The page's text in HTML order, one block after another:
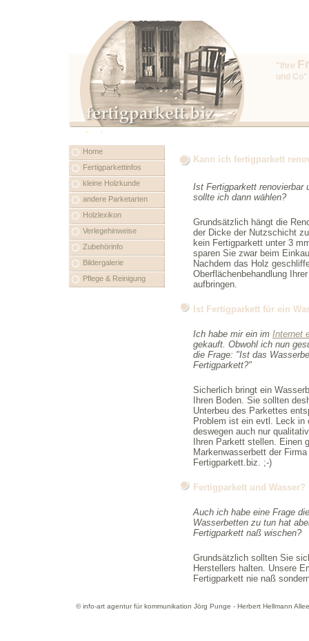
"Ihre
und Co"
Home
Fertigparkettinfos
kleine Holzkunde
andere Parketarten
Holzlexikon
Verlegehinweise
Zubehörinfo
Bildergalerie
Pflege & Reinigung
Kann ich fertigparkett
Ist Fertigparkett renovierbar
sollte ich dann wählen?
Grundsätzlich hängt die
der Dicke der Nutzschicht
kein Fertigparkett unter 3
sparen Sie zwar beim
Nachdem das Holz
Oberflächenbehandlung
aufbringen.
Ist Fertigparkett für ein
Ich habe mir ein im Internet
gekauft. Obwohl ich nun
die Frage: "Ist das
Fertigparkett?"
Sicherlich bringt ein
Ihren Boden. Sie sollten
Unterbeu des Parkettes
Problem ist ein evtl. Leck
deswegen auch nur
Ihren Parkett stellen. Einen
Markenwasserbett der
Fertigparkett.biz. ;-)
Fertigparkett und Wasser?
Auch ich habe eine Frage
Wasserbetten zu tun hat
Fertigparkett naß wischen?
Grundsätzlich sollten Sie
Herstellers halten. Unsere
Fertigparkett nie naß
© info-art agentur für kommunikation Jörg Punge - Herbert Hellmann